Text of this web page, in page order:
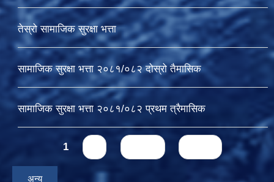
तेस्रो सामाजिक सुरक्षा भत्ता
सामाजिक सुरक्षा भत्ता २०८१/०८२ दोस्रो तैमासिक
सामाजिक सुरक्षा भत्ता २०८१/०८२ प्रथम त्रैमासिक
Pages1
अन्य